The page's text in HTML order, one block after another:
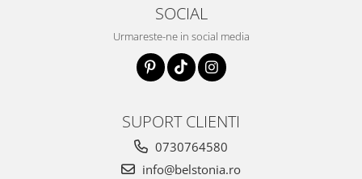
SOCIAL
Urmareste-ne in social media
SUPORT CLIENTI
0730764580
info@belstonia.ro